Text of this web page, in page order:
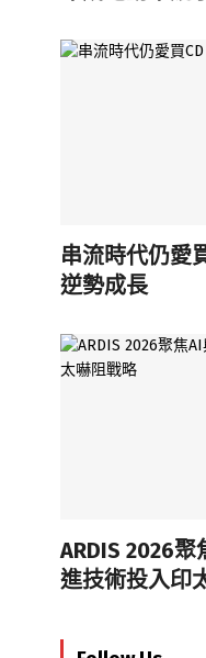
串流時代仍愛
逆勢成長
ARDIS 2026
進技術投入印